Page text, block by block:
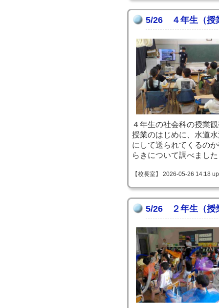
5/26 ４年生（授
４年生の社会科の授業
授業のはじめに、水道
にして送られてくるの
らきについて調べました
【校長室】 2026-05-26 14:18
5/26 ２年生（授